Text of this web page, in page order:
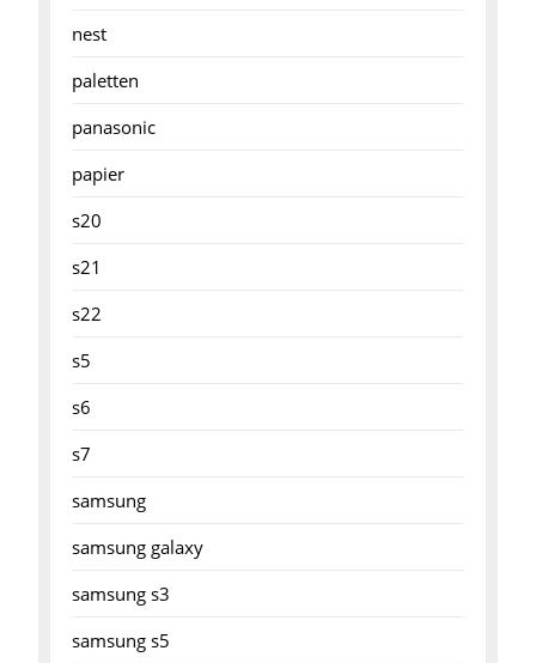
nest
paletten
panasonic
papier
s20
s21
s22
s5
s6
s7
samsung
samsung galaxy
samsung s3
samsung s5